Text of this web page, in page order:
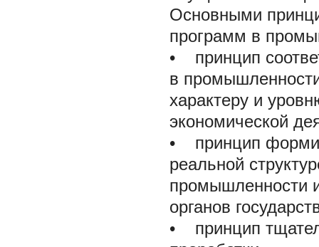
Основными
программ в
• принцип
в
характеру и
экономической
• принцип
реальной
промышленности
органов
• принцип